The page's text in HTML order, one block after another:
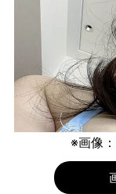
※画像：